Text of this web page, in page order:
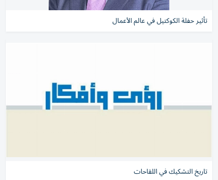
تأثير حفلة الكوكتيل في عالم الأعمال
تاريخ التشكيك في اللقاحات